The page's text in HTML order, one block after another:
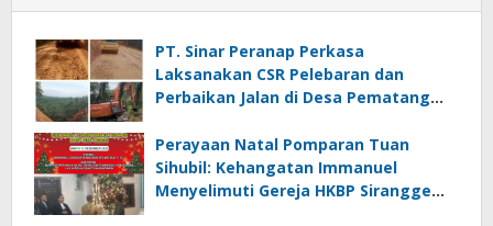
PT. Sinar Peranap Perkasa
Laksanakan CSR Pelebaran dan
Perbaikan Jalan di Desa Pematang
Perayaan Natal Pomparan Tuan
Sihubil: Kehangatan Immanuel
Menyelimuti Gereja HKBP Sirangge